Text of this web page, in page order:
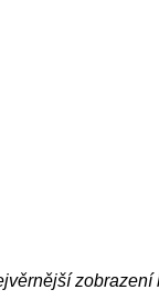
zobrazení